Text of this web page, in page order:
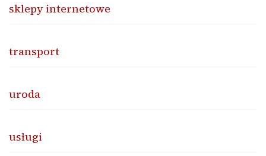
sklepy internetowe
transport
uroda
usługi